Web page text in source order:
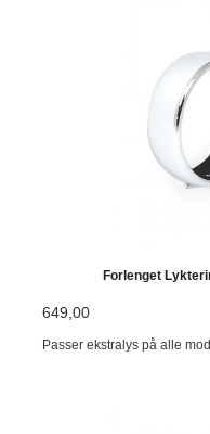
Forlenget
649,00
Passer ekstralys på alle